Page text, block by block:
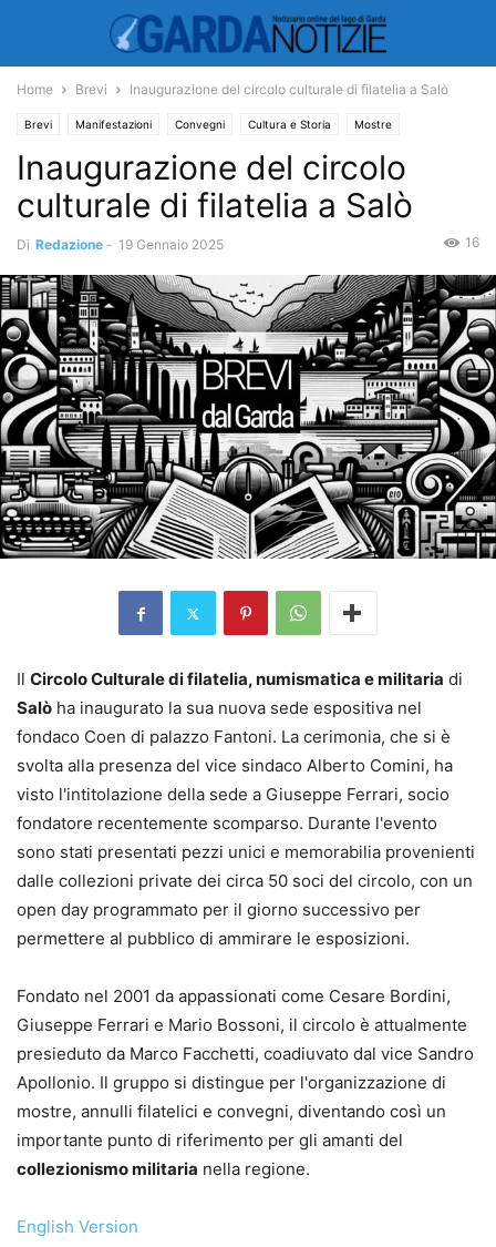
Home Brevi Inaugurazione del circolo culturale di filatelia a Salò
Brevi Manifestazioni Convegni Cultura e Storia Mostre
Inaugurazione del circolo
culturale di filatelia a Salò
Di Redazione - 19 Gennaio 2025 16
Il Circolo Culturale di filatelia, numismatica e militaria di
Salò ha inaugurato la sua nuova sede espositiva nel
fondaco Coen di palazzo Fantoni. La cerimonia, che si è
svolta alla presenza del vice sindaco Alberto Comini, ha
visto l'intitolazione della sede a Giuseppe Ferrari, socio
fondatore recentemente scomparso. Durante l'evento
sono stati presentati pezzi unici e memorabilia provenienti
dalle collezioni private dei circa 50 soci del circolo, con un
open day programmato per il giorno successivo per
permettere al pubblico di ammirare le esposizioni.
Fondato nel 2001 da appassionati come Cesare Bordini,
Giuseppe Ferrari e Mario Bossoni, il circolo è attualmente
presieduto da Marco Facchetti, coadiuvato dal vice Sandro
Apollonio. Il gruppo si distingue per l'organizzazione di
mostre, annulli filatelici e convegni, diventando così un
importante punto di riferimento per gli amanti del
collezionismo militaria nella regione.
English Version